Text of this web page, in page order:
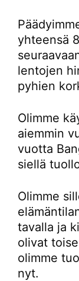
yhteensä
lentojen
pyhien
Olimme
aiemmin
vuotta
siellä
Olimme
tavalla ja
olivat
olimme
nyt.